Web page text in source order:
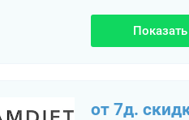
от 7д.